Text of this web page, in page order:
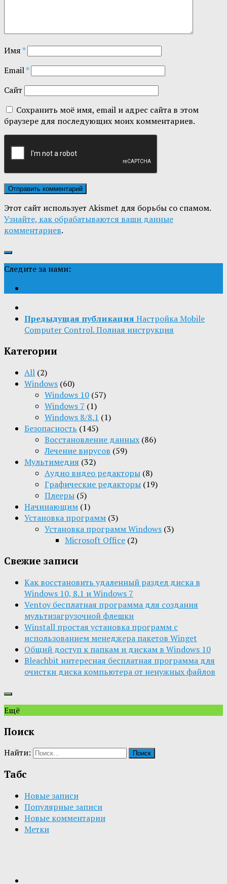
Имя*
Email*
Сайт
Сохранить моё имя, email и адрес сайта в этом
браузере для последующих моих комментариев.
Этот сайт использует Akismet для борьбы со спамом.
Узнайте, как обрабатываются ваши данные
комментариев.
Следите за нами:
Предыдущая публикация Настройка Mobile
Computer Control. Полная инструкция
Категории
All (2)
Windows (60)
Windows 10 (57)
Windows 7 (1)
Windows 8/8.1 (1)
Безопасность (145)
Восстановление данных (86)
Лечение вирусов (59)
Мультимедия (32)
Aудио видео редакторы (8)
Графические редакторы (19)
Плееры (5)
Начинающим (1)
Установка программ (3)
Установка программ Windows (3)
Microsoft Office (2)
Свежие записи
Как восстановить удаленный раздел диска в
Windows 10, 8.1 и Windows 7
Ventoy бесплатная программа для создания
мультизагрузочной флешки
Winstall простая установка программ с
использованием менеджера пакетов Winget
Общий доступ к папкам и дискам в Windows 10
Bleachbit интересная бесплатная программа для
очистки диска компьютера от ненужных файлов
Ещё
Поиск
Найти:
Табс
Новые записи
Популярные записи
Новые комментарии
Метки